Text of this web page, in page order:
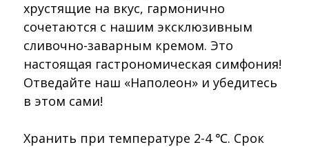
хрустящие на вкус, гармонично
сочетаются с нашим эксклюзивным
сливочно-заварным кремом. Это
настоящая гастрономическая симфония!
Отведайте наш «Наполеон» и убедитесь
в этом сами!
Хранить при температуре 2-4 ℃. Срок